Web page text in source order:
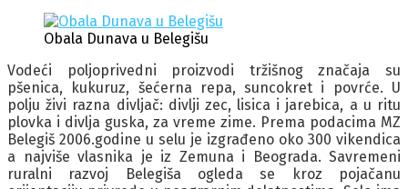
Obala Dunava u Belegišu
Vodeći poljoprivedni proizvodi tržišnog značaja su
pšenica, kukuruz, šećerna repa, suncokret i povrće. U
polju živi razna divljač: divlji zec, lisica i jarebica, a u ritu
plovka i divlja guska, za vreme zime. Prema podacima MZ
Belegiš 2006.godine u selu je izgrađeno oko 300 vikendica
a najviše vlasnika je iz Zemuna i Beograda. Savremeni
ruralni razvoj Belegiša ogleda se kroz pojačanu